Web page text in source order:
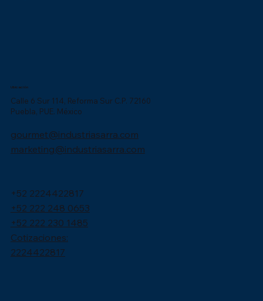
Ubicación
Calle 6 Sur 114, Reforma Sur C.P. 72160
Puebla, PUE. México
gourmet@industriasarra.com
marketing@industriasarra.com
+52 2224422817
+52 222 248 0653
+52 222 230 1485
Cotizaciones:
2224422817